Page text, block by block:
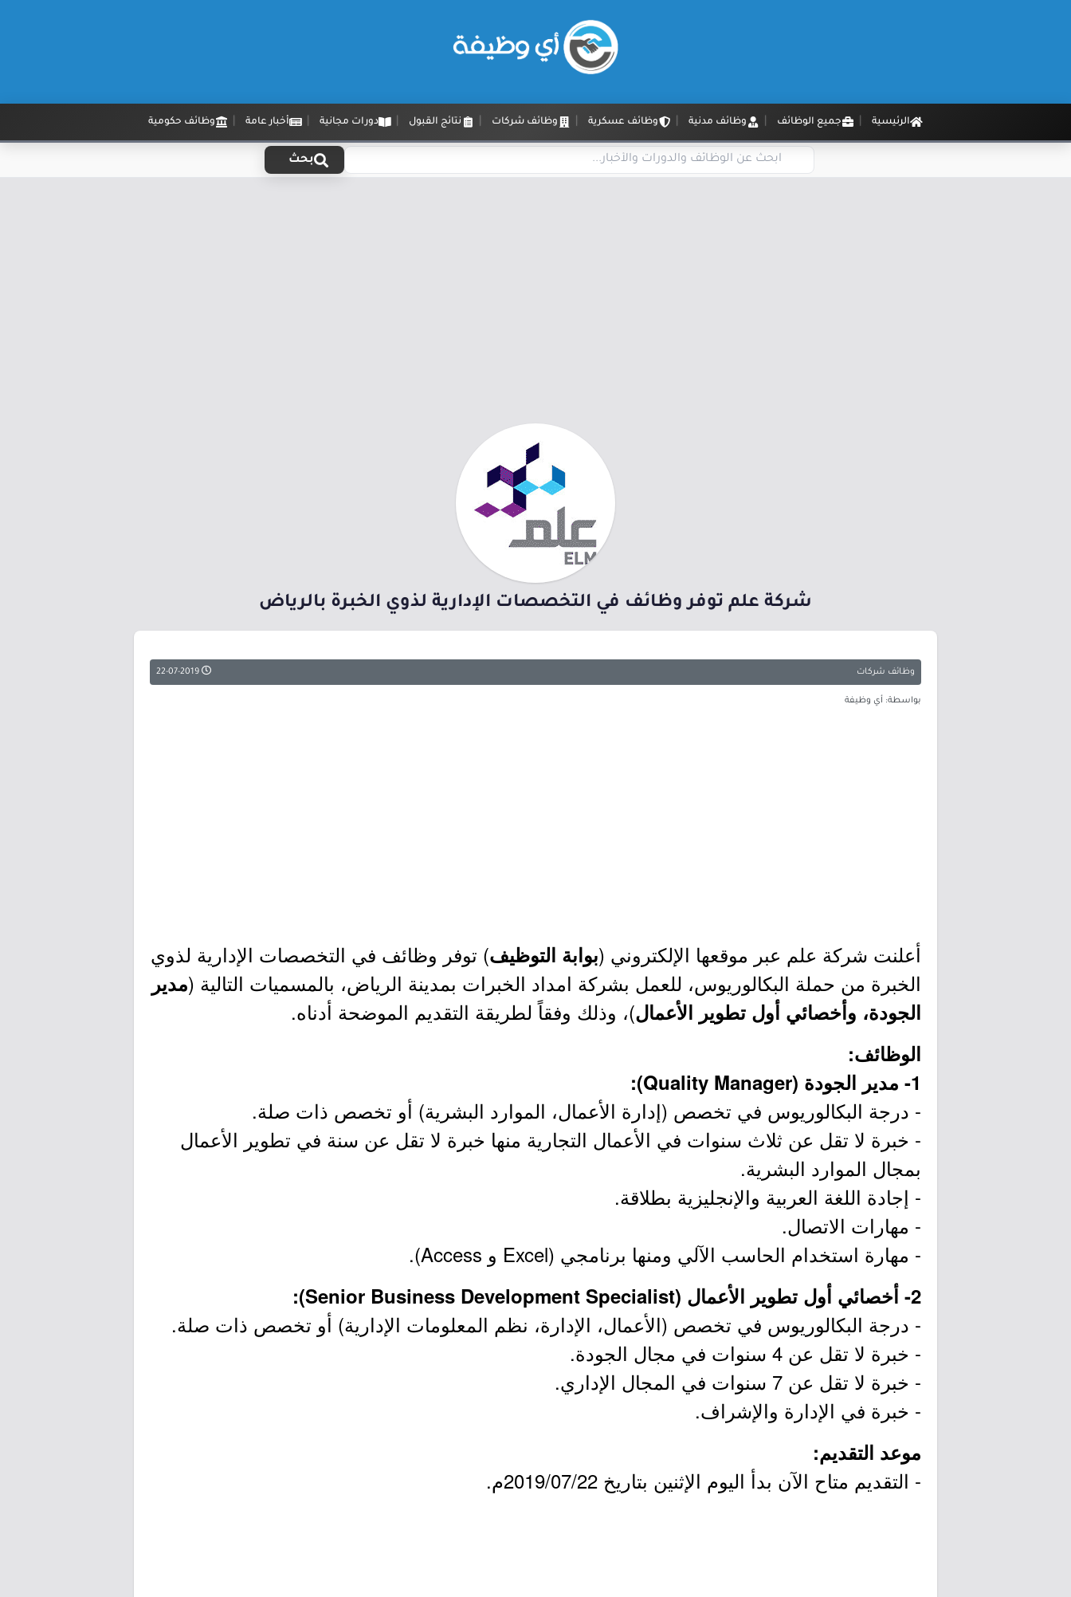
الرئيسية جميع الوظائف وظائف مدنية وظائف عسكرية وظائف شركات نتائج القبول دورات مجانية أخبار عامة وظائف حكومية
بحث
شركة علم توفر وظائف في التخصصات الإدارية لذوي الخبرة بالرياض
وظائف شركات
بواسطة: أي وظيفة
أعلنت شركة علم عبر موقعها الإلكتروني (بوابة التوظيف) توفر وظائف في التخصصات الإدارية لذوي
الخبرة من حملة البكالوريوس، للعمل بشركة امداد الخبرات بمدينة الرياض، بالمسميات التالية (مدير
الجودة، وأخصائي أول تطوير الأعمال)، وذلك وفقاً لطريقة التقديم الموضحة أدناه.
الوظائف:
1- مدير الجودة (Quality Manager):
- درجة البكالوريوس في تخصص (إدارة الأعمال، الموارد البشرية) أو تخصص ذات صلة.
- خبرة لا تقل عن ثلاث سنوات في الأعمال التجارية منها خبرة لا تقل عن سنة في تطوير الأعمال
بمجال الموارد البشرية.
- إجادة اللغة العربية والإنجليزية بطلاقة.
- مهارات الاتصال.
- مهارة استخدام الحاسب الآلي ومنها برنامجي (Excel و Access).
2- أخصائي أول تطوير الأعمال (Senior Business Development Specialist):
- درجة البكالوريوس في تخصص (الأعمال، الإدارة، نظم المعلومات الإدارية) أو تخصص ذات صلة.
- خبرة لا تقل عن 4 سنوات في مجال الجودة.
- خبرة لا تقل عن 7 سنوات في المجال الإداري.
- خبرة في الإدارة والإشراف.
موعد التقديم:
- التقديم متاح الآن بدأ اليوم الإثنين بتاريخ 2019/07/22م.